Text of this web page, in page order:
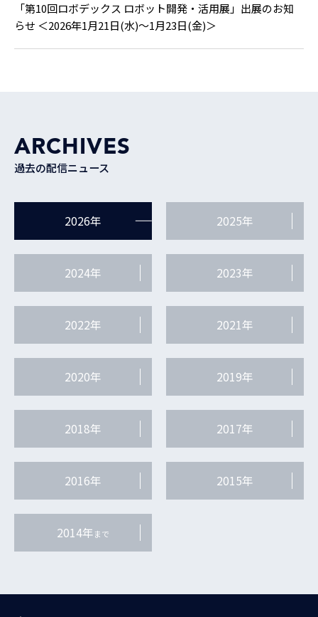
「第10回ロボデックス ロボット開発・活用展」出展のお知
らせ ＜2026年1月21日(水)～1月23日(金)＞
ARCHIVES
過去の配信ニュース
2026年 2025年
2024年 2023年
2022年 2021年
2020年 2019年
2018年 2017年
2016年 2015年
2014年まで